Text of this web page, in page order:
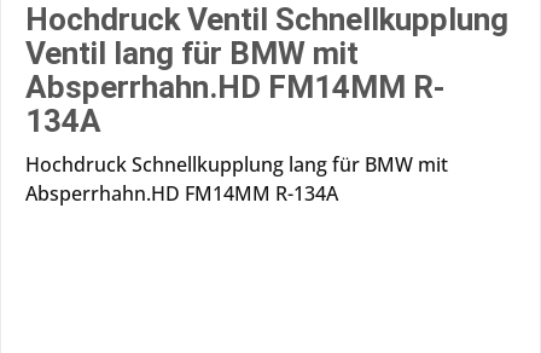
Hochdruck Ventil Schnellkupplung
Ventil lang für BMW mit
Absperrhahn.HD FM14MM R-
134A
Hochdruck Schnellkupplung lang für BMW mit
Absperrhahn.HD FM14MM R-134A